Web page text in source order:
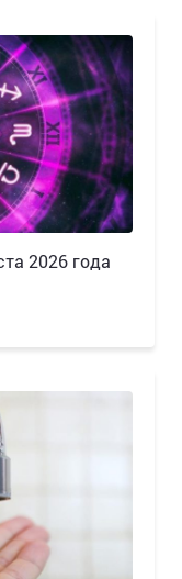
2026 года